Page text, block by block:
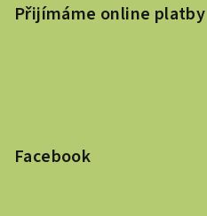
Přijímáme online platby
Facebook